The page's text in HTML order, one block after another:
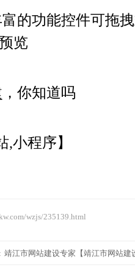
的功能控件可拖
览
，你知道吗
小程序】
wzjs/235139.html
制作模板建站】
靖江市网站建设专家【靖江市网站建